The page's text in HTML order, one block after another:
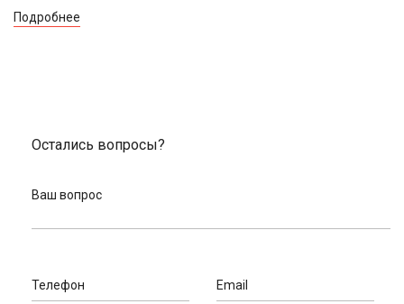
Подробнее
Остались вопросы?
Ваш вопрос
Телефон Email